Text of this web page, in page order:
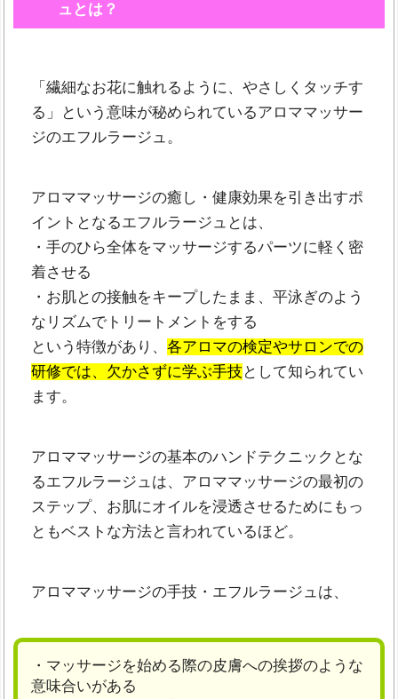
ュとは？
「繊細なお花に触れるように、やさしくタッチす
る」という意味が秘められているアロママッサー
ジのエフルラージュ。
アロママッサージの癒し・健康効果を引き出すポ
イントとなるエフルラージュとは、
・手のひら全体をマッサージするパーツに軽く密
着させる
・お肌との接触をキープしたまま、平泳ぎのよう
なリズムでトリートメントをする
という特徴があり、 各アロマの検定やサロンでの
研修では、欠かさずに学ぶ手技として知られてい
ます。
アロママッサージの基本のハンドテクニックとな
るエフルラージュは、アロママッサージの最初の
ステップ、お肌にオイルを浸透させるためにもっ
ともベストな方法と言われているほど。
アロママッサージの手技・エフルラージュは、
・マッサージを始める際の皮膚への挨拶のような
意味合いがある